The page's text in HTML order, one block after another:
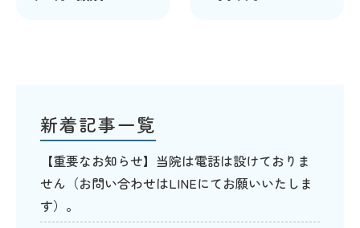
新着記事一覧
【重要なお知らせ】当院は電話は設けておりま
せん（お問い合わせはLINEにてお願いいたしま
す）。